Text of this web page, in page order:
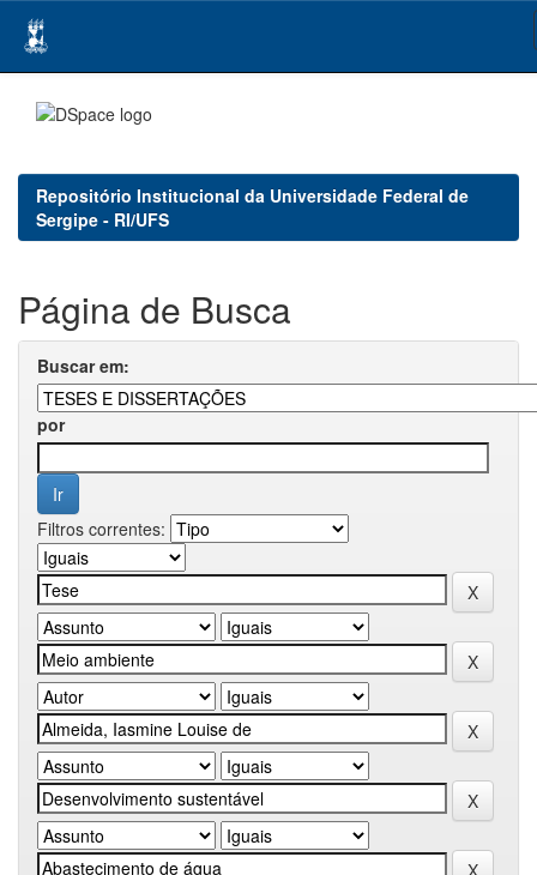
navigation
Repositório Institucional da Universidade Federal de
Sergipe - RI/UFS
Página de Busca
Buscar em:
por
Filtros correntes: